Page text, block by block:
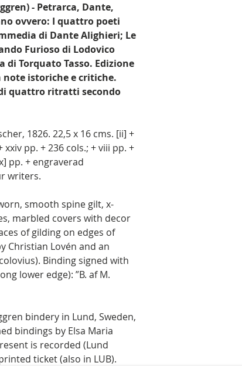
- Petrarca, Dante,
ovvero: I quattro poeti
di Dante Alighieri; Le
Furioso di Lodovico
di Torquato Tasso. Edizione
istoriche e critiche.
quattro ritratti secondo
1826. 22,5 x 16 cms. [ii] +
xxiv pp. + 236 cols.; + viii pp. +
pp. + engraverad
writers.
smooth spine gilt, x-
marbled covers with decor
of gilding on edges of
Christian Lovén and an
Binding signed with
lower edge): ”B. af M.
bindery in Lund, Sweden,
bindings by Elsa Maria
is recorded (Lund
ticket (also in LUB).